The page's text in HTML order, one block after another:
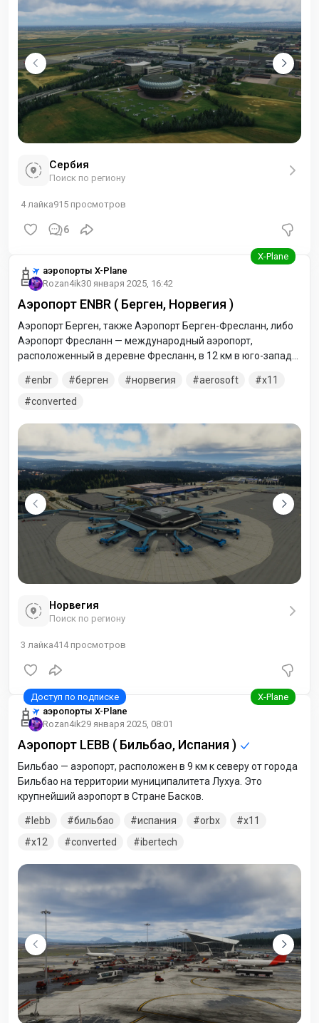
Сербия
Поиск по региону
4лайка915 просмотров
6
аэропорты X-Plane
Rozan4ik30 января 2025, 16:42
Аэропорт ENBR ( Берген, Норвегия )
Аэропорт Берген, также Аэропорт Берген-Фресланн, либо
Аэропорт Фресланн — международный аэропорт,
расположенный в деревне Фресланн, в 12 км в юго-западу
Открытый в 1955 году, это второй по загруженности
аэропорт Норвегии с 6 306 623 пассажирами в 2018 году.
enbr берген норвегия aerosoft
x11
converted
Норвегия
Поиск по региону
3 лайка414просмотров
аэропорты X-Plane
Rozan4ik29 января 2025, 08:01
Аэропорт LEBB ( Бильбао, Испания )
Бильбао — аэропорт, расположен в 9 км к северу от города
Бильбао на территории муниципалитета Лухуа. Это
крупнейший аэропорт в Стране Басков.
lebb бильбао испания orbx
x11
x12
converted ibertech